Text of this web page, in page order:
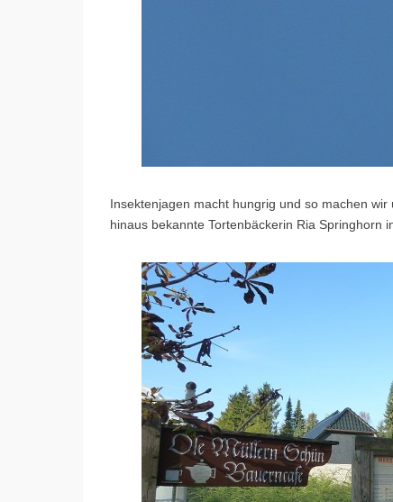
Insektenjagen macht hungrig und so machen
hinaus bekannte Tortenbäckerin Ria Springhorn